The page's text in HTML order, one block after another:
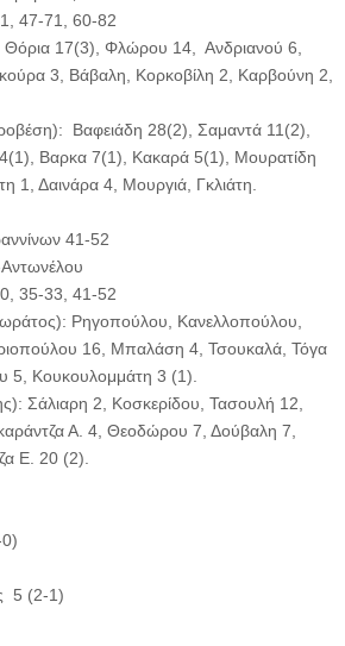
47-71, 60-82
Θόρια 17(3), Φλώρου 14, Ανδριανού 6,
3, Βάβαλη, Κορκοβίλη 2, Καρβούνη 2,
Βαφειάδη 28(2), Σαμαντά 11(2),
Βαρκα 7(1), Κακαρά 5(1), Μουρατίδη
1, Δαινάρα 4, Μουργιά, Γκλιάτη.
41-52
Αντωνέλου
35-33, 41-52
Ρηγοπούλου, Κανελλοπούλου,
16, Μπαλάση 4, Τσουκαλά, Τόγα
Κουκουλομμάτη 3 (1).
Σάλιαρη 2, Κοσκερίδου, Τασουλή 12,
Α. 4, Θεοδώρου 7, Δούβαλη 7,
Ε. 20 (2).
5 (2-1)